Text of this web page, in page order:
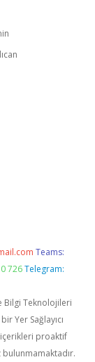
Teams:
726 Telegram:
Bilgi Teknolojileri
Yer Sağlayıcı
proaktif